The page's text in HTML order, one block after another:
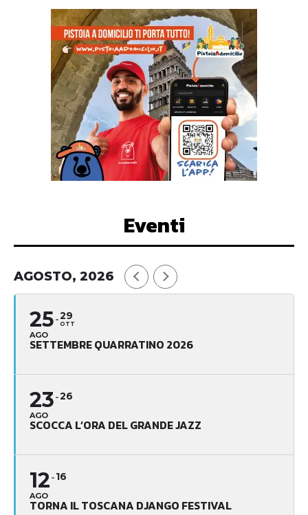
Eventi
AGOSTO, 2026
25
AGO
29
OTT
SETTEMBRE QUARRATINO 2026
23
AGO
26
SCOCCA L’ORA DEL GRANDE JAZZ
12
AGO
16
TORNA IL TOSCANA DJANGO FESTIVAL